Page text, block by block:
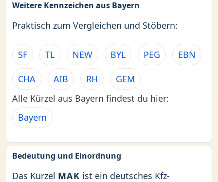
Weitere Kennzeichen aus Bayern
Praktisch zum Vergleichen und Stöbern:
SF TL NEW BYL PEG EBN
CHA AIB RH
GEM
Alle Kürzel aus Bayern findest du hier:
Bayern
Bedeutung und Einordnung
Das Kürzel MAK ist ein deutsches Kfz-